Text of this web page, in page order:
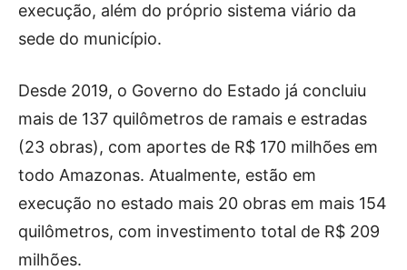
execução, além do próprio sistema viário da
sede do município.
Desde 2019, o Governo do Estado já concluiu
mais de 137 quilômetros de ramais e estradas
(23 obras), com aportes de R$ 170 milhões em
todo Amazonas. Atualmente, estão em
execução no estado mais 20 obras em mais 154
quilômetros, com investimento total de R$ 209
milhões.